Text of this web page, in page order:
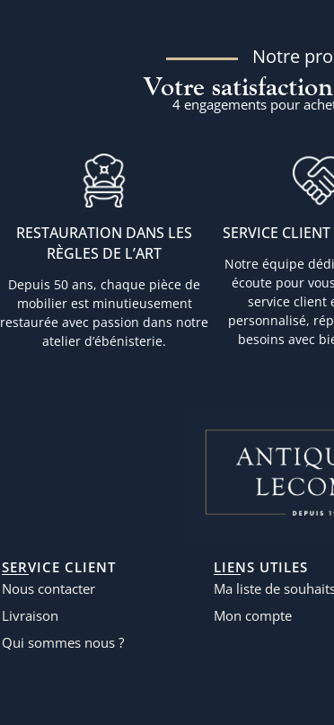
Notre
Votre
4 engagements pour
RESTAURATION DANS LES
RÈGLES DE L’ART
Depuis 50 ans, chaque pièce de
mobilier est minutieusement
restaurée avec passion dans notre
atelier d’ébénisterie.
SERVICE
Notre équipe
écoute pour
service client
personnalisé,
besoins avec
SERVICE CLIENT
Nous contacter
Livraison
Qui sommes nous ?
LIENS UTILES
Ma liste de
Mon compte